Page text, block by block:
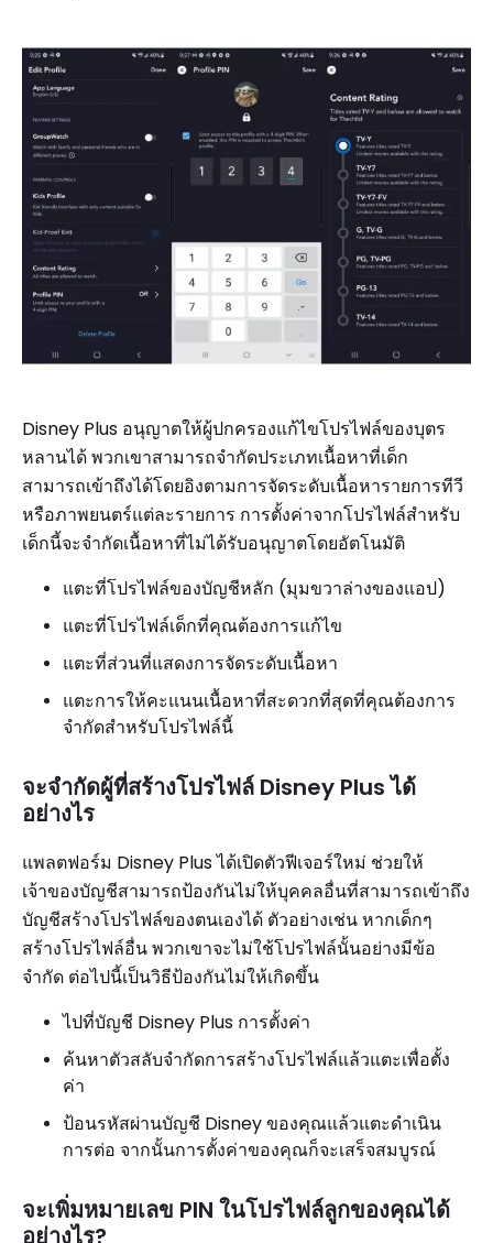
Disney Plus อนุญาตให้ผู้ปกครองแก้ไขโปรไฟล์ของบุตร
หลานได้ พวกเขาสามารถจำกัดประเภทเนื้อหาที่เด็ก
สามารถเข้าถึงได้โดยอิงตามการจัดระดับเนื้อหารายการทีวี
หรือภาพยนตร์แต่ละรายการ การตั้งค่าจากโปรไฟล์สำหรับ
เด็กนี้จะจำกัดเนื้อหาที่ไม่ได้รับอนุญาตโดยอัตโนมัติ
แตะที่โปรไฟล์ของบัญชีหลัก (มุมขวาล่างของแอป)
แตะที่โปรไฟล์เด็กที่คุณต้องการแก้ไข
แตะที่ส่วนที่แสดงการจัดระดับเนื้อหา
แตะการให้คะแนนเนื้อหาที่สะดวกที่สุดที่คุณต้องการ
จำกัดสำหรับโปรไฟล์นี้
จะจำกัดผู้ที่สร้างโปรไฟล์ Disney Plus ได้
อย่างไร
แพลตฟอร์ม Disney Plus ได้เปิดตัวฟีเจอร์ใหม่ ช่วยให้
เจ้าของบัญชีสามารถป้องกันไม่ให้บุคคลอื่นที่สามารถเข้าถึง
บัญชีสร้างโปรไฟล์ของตนเองได้ ตัวอย่างเช่น หากเด็กๆ
สร้างโปรไฟล์อื่น พวกเขาจะไม่ใช้โปรไฟล์นั้นอย่างมีข้อ
จำกัด ต่อไปนี้เป็นวิธีป้องกันไม่ให้เกิดขึ้น
ไปที่บัญชี Disney Plus การตั้งค่า
ค้นหาตัวสลับจำกัดการสร้างโปรไฟล์แล้วแตะเพื่อตั้ง
ค่า
ป้อนรหัสผ่านบัญชี Disney ของคุณแล้วแตะดำเนิน
การต่อ จากนั้นการตั้งค่าของคุณก็จะเสร็จสมบูรณ์
จะเพิ่มหมายเลข PIN ในโปรไฟล์ลูกของคุณได้
อย่างไร?